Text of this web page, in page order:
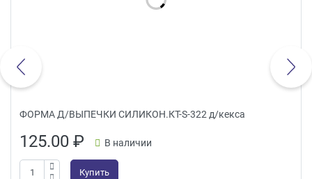
ФОРМА Д/ВЫПЕЧКИ СИЛИКОН.КТ-S-322 д/кекса
125.00₽ В наличии
Купить